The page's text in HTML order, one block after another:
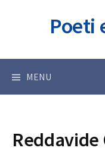
Poeti
MENU
Reddavide